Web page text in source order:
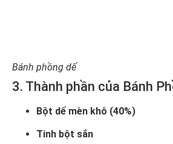
Bánh phồng dế
3. Thành phần của Bánh
Bột dế mèn khô (40%)
Tinh bột sắn